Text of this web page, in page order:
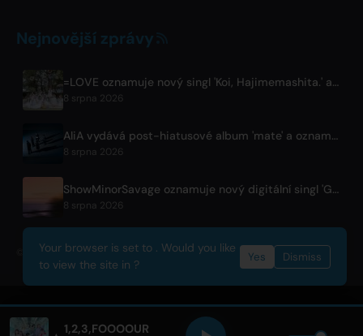
Nejnovější zprávy
=LOVE oznamuje nový singl 'Koi, Hajimemashita.' a koncerty v Tokyo Dome
8 srpna 2026
AliA vydává post-hiatusové album 'mate' a oznamuje živák v Tokiu
8 srpna 2026
ShowMinorSavage oznamuje nový digitální singl 'Gradation'
8 srpna 2026
© 2026 OnlyHit. All rights reserved. - Metadata provided byACRCloud
1,2,3,FOOOOUR
Your browser is set to . Would you like
to view the site in ?
Yes Dismiss